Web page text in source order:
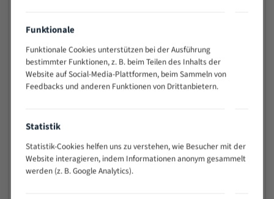
150 -
200 -
600
1,1/1,6
> 500
0,75/1,25
Vielseitiges Bandsägeblatt für verschiedenste
Anwendungen
Widerstandsfähig gegen Zahnbruch auch bei
schwierigen Werkstücken (Materialmischung,
Funktionale
Funktionale Cookies unterstützen bei der Ausführung
bestimmter Funktionen, z. B. beim Teilen des Inhalts der
Website auf Social-Media-Plattformen, beim Sammeln von
Feedbacks und anderen Funktionen von Drittanbietern.
Statistik
Statistik-Cookies helfen uns zu verstehen, wie Besucher mit der
Website interagieren, indem Informationen anonym gesammelt
werden (z. B. Google Analytics).